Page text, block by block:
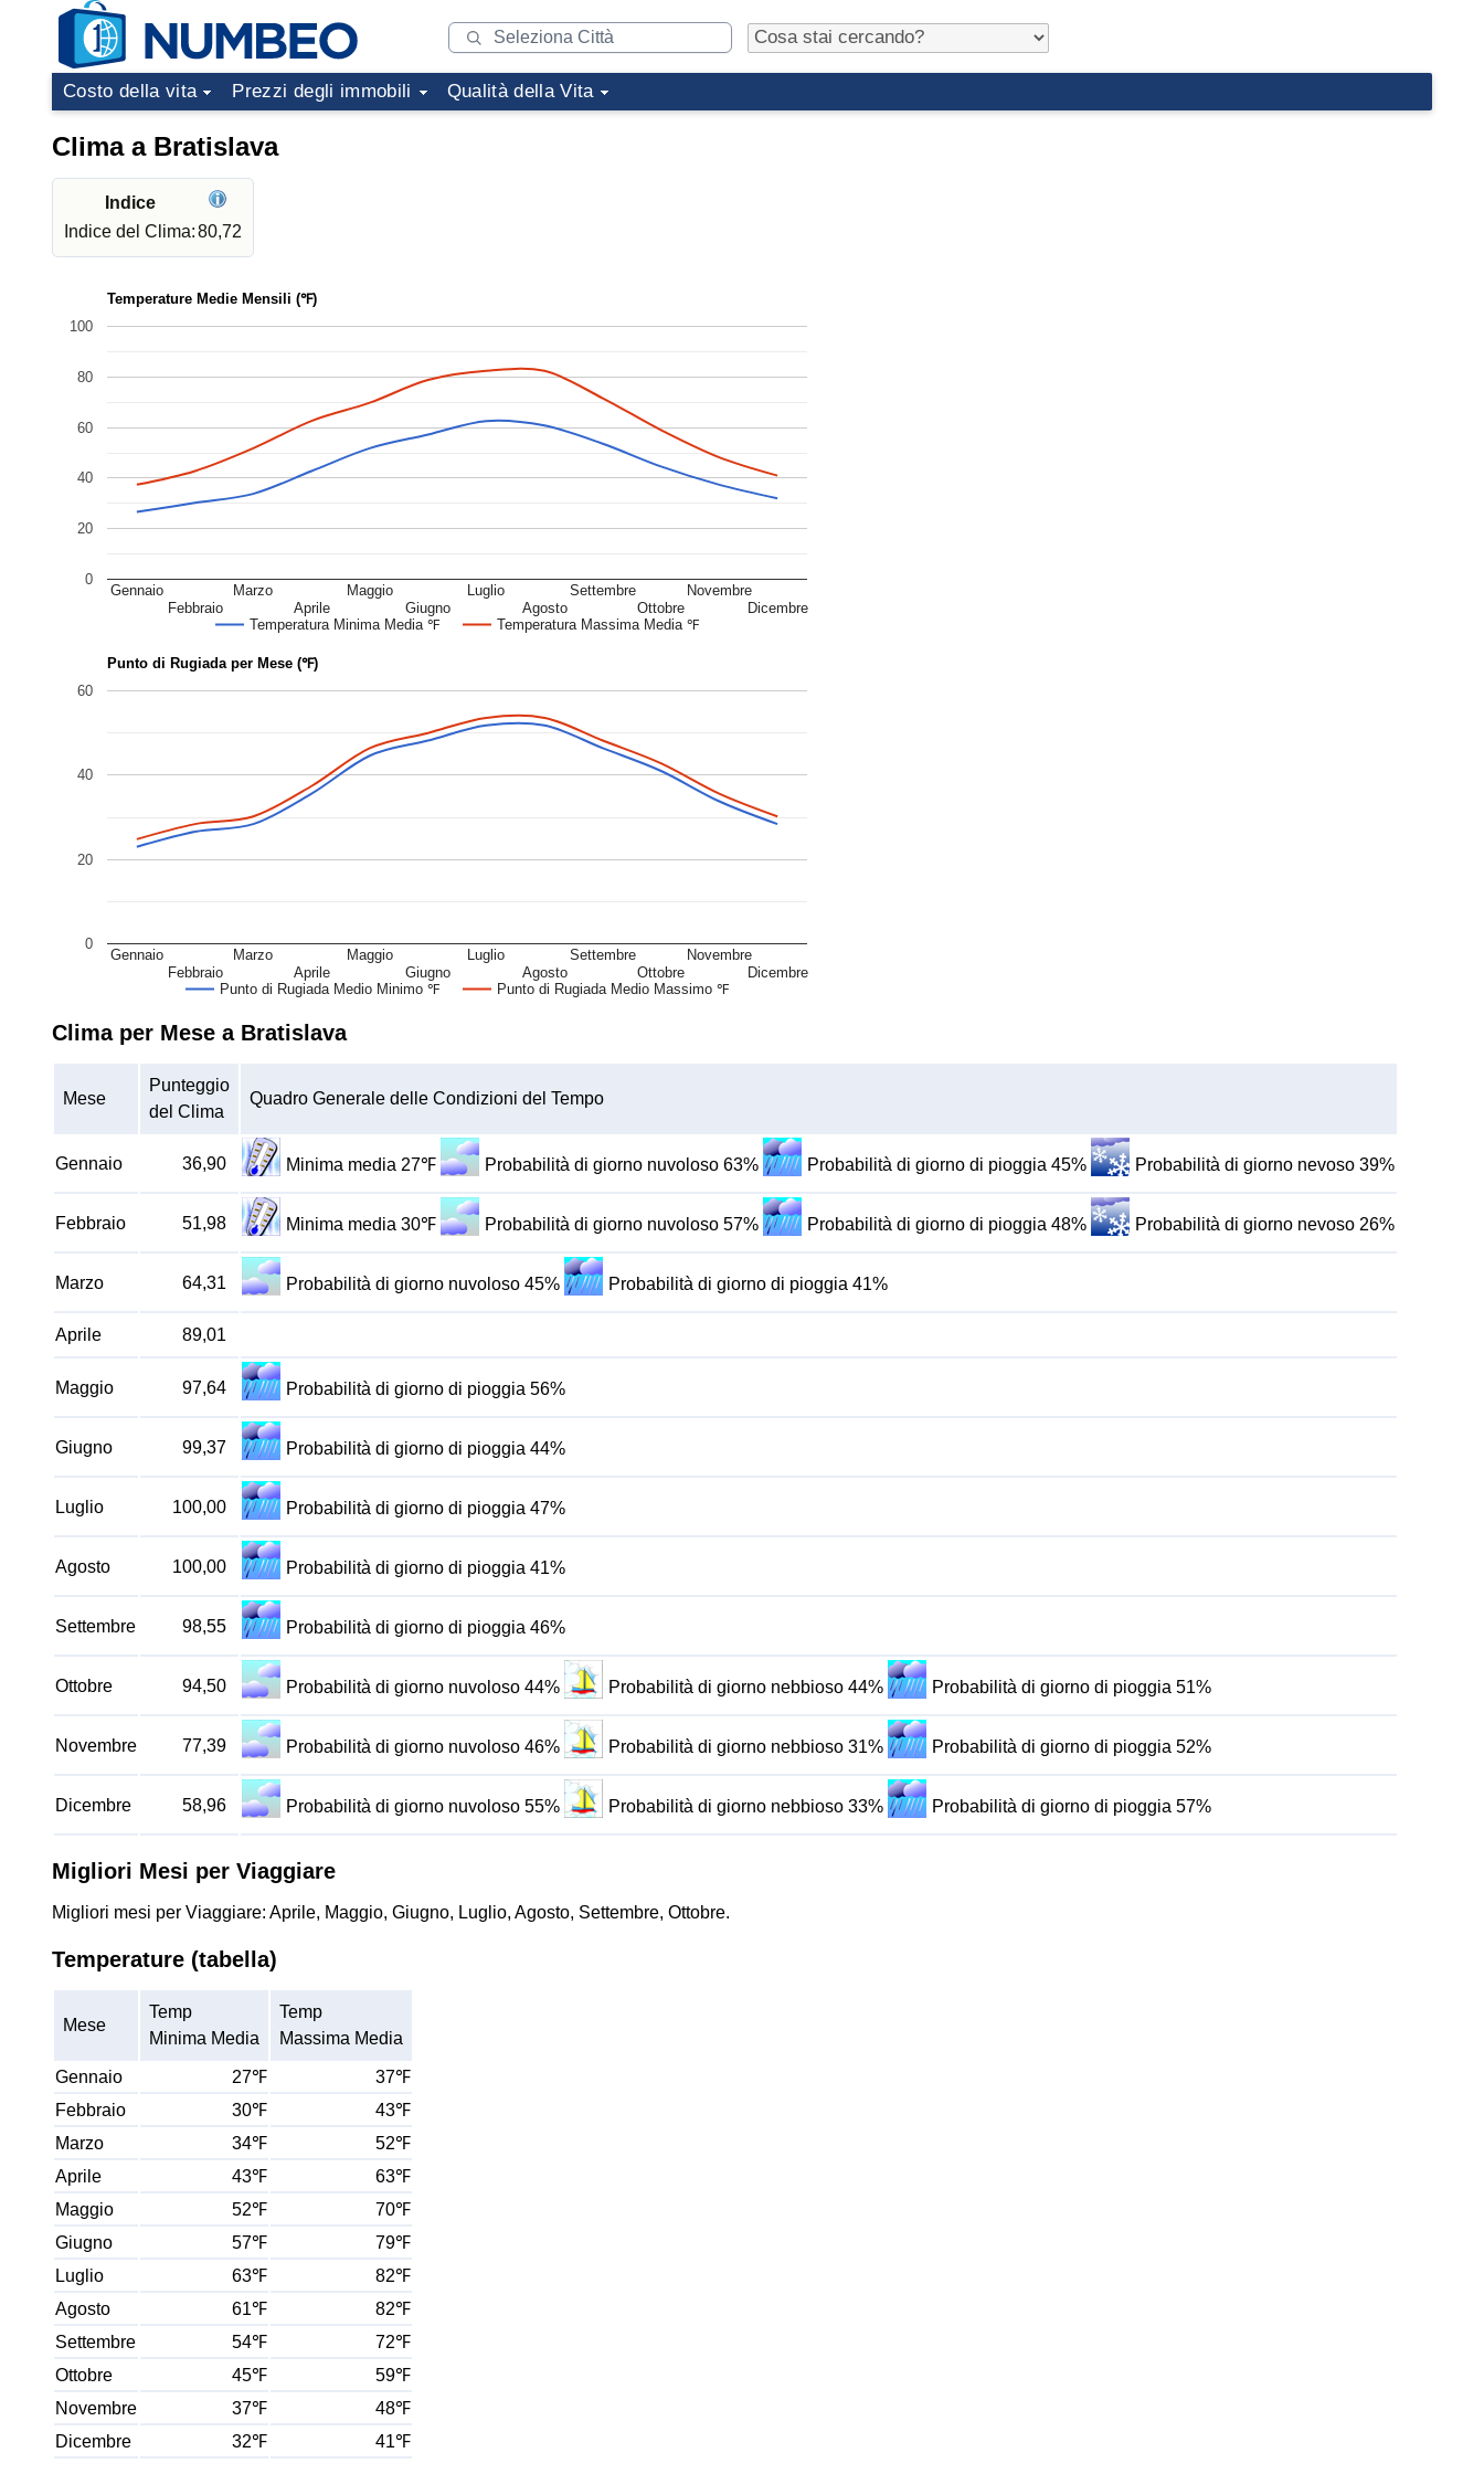
Costo della vita Prezzi degli immobili Qualità della Vita
Clima a Bratislava
Indice
Indice del Clima:80,72
Temperature Medie Mensili (℉)
Temperatura Minima Media ℉ Temperatura Massima Media ℉
Gennaio
Febbraio
Marzo
Aprile
Maggio
Giugno
Luglio
Agosto
Settembre
Ottobre
Novembre
Dicembre
0
20
40
60
80
100
Punto di Rugiada per Mese (℉)
Punto di Rugiada Medio Minimo ℉ Punto di Rugiada Medio Massimo ℉
Gennaio
Febbraio
Marzo
Aprile
Maggio
Giugno
Luglio
Agosto
Settembre
Ottobre
Novembre
Dicembre
0
20
40
60
Clima per Mese a Bratislava
Mese
Punteggio
del Clima
Quadro Generale delle Condizioni del Tempo
Gennaio 36,90 Minima media 27℉ Probabilità di giorno nuvoloso 63% Probabilità di giorno di pioggia 45% Probabilità di giorno nevoso 39%
Febbraio 51,98 Minima media 30℉ Probabilità di giorno nuvoloso 57% Probabilità di giorno di pioggia 48% Probabilità di giorno nevoso 26%
Marzo 64,31 Probabilità di giorno nuvoloso 45% Probabilità di giorno di pioggia 41%
Aprile 89,01
Maggio 97,64 Probabilità di giorno di pioggia 56%
Giugno 99,37 Probabilità di giorno di pioggia 44%
Luglio 100,00 Probabilità di giorno di pioggia 47%
Agosto 100,00 Probabilità di giorno di pioggia 41%
Settembre 98,55 Probabilità di giorno di pioggia 46%
Ottobre 94,50 Probabilità di giorno nuvoloso 44% Probabilità di giorno nebbioso 44% Probabilità di giorno di pioggia 51%
Novembre 77,39 Probabilità di giorno nuvoloso 46% Probabilità di giorno nebbioso 31% Probabilità di giorno di pioggia 52%
Dicembre 58,96 Probabilità di giorno nuvoloso 55% Probabilità di giorno nebbioso 33% Probabilità di giorno di pioggia 57%
Migliori Mesi per Viaggiare
Migliori mesi per Viaggiare: Aprile, Maggio, Giugno, Luglio, Agosto, Settembre, Ottobre.
Temperature (tabella)
Mese
Temp
Minima Media
Temp
Massima Media
Gennaio 27℉
37℉
Febbraio
30℉
43℉
Marzo
34℉
52℉
Aprile
43℉
63℉
Maggio
52℉
70℉
Giugno
57℉
79℉
Luglio
63℉
82℉
Agosto
61℉
82℉
Settembre
54℉
72℉
Ottobre
45℉
59℉
Novembre
37℉
48℉
Dicembre
32℉ 41℉